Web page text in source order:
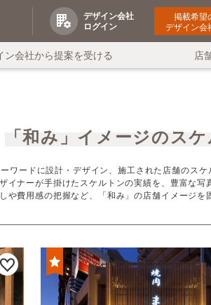
デザイン会社
ログイン
掲載希望
デザイン会
ン会社から提案を受ける 店
「和み」イメージのス
ーワードに設計・デザイン、施工された店舗のス
イナーが手掛けたスケルトンの実績を、豊富な
や費用感の把握など、「和み」の店舗イメージ